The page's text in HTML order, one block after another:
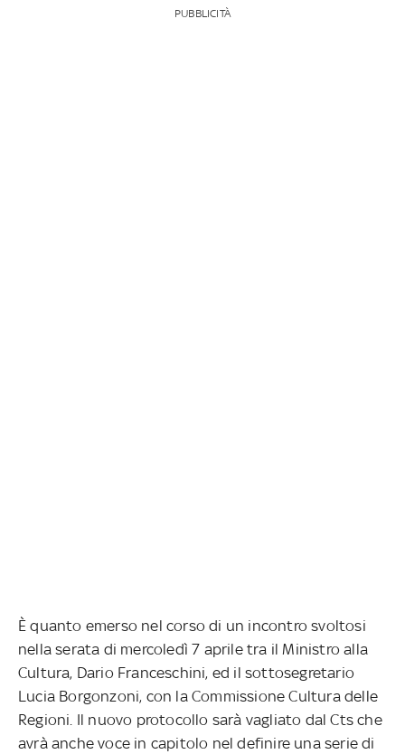
PUBBLICITÀ
È quanto emerso nel corso di un incontro svoltosi
nella serata di mercoledì 7 aprile tra il Ministro alla
Cultura, Dario Franceschini, ed il sottosegretario
Lucia Borgonzoni, con la Commissione Cultura delle
Regioni. Il nuovo protocollo sarà vagliato dal Cts che
avrà anche voce in capitolo nel definire una serie di